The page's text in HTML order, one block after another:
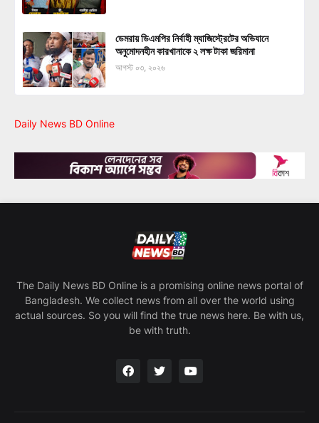
ডেমরায় ডিএমপির নির্বাহী ম্যাজিস্ট্রেটের অভিযানে
অনুমোদনহীন কারখানাকে ২ লক্ষ টাকা জরিমানা
আগস্ট ০৩, ২০২৬
Daily News BD Online
The Daily News BD Online is a promising online news portal of
Bangladesh. We collect news from all over the world using
actual sources. So you will find the true news here. Be with us,
be with truth.